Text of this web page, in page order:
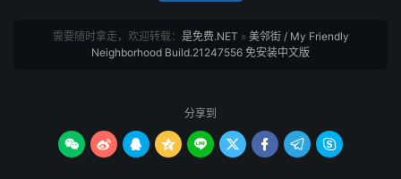
需要随时拿走，欢迎转载： 是免费.NET » 美邻街 / My Friendly
Neighborhood Build.21247556 免安装中文版
分享到
        